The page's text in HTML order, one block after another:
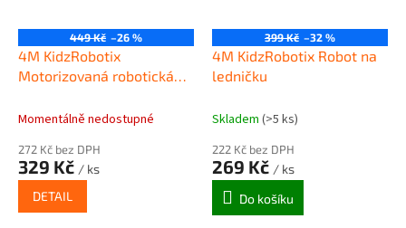
449 Kč –26 %
4M KidzRobotix
Motorizovaná robotická
Momentálně nedostupné
272 Kč bez DPH
329 Kč / ks
DETAIL
399 Kč –32 %
4M KidzRobotix Robot na
ledničku
Skladem (>5 ks)
222 Kč bez DPH
269 Kč / ks
Do košíku